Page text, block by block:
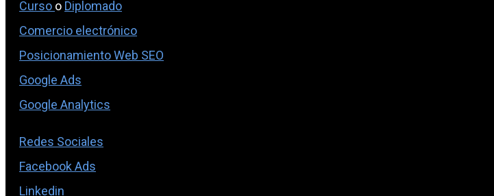
Curso o Diplomado
Comercio electrónico
Posicionamiento Web SEO
Google Ads
Google Analytics
Redes Sociales
Facebook Ads
Linkedin